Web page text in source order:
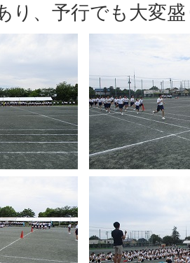
り、予行でも大変